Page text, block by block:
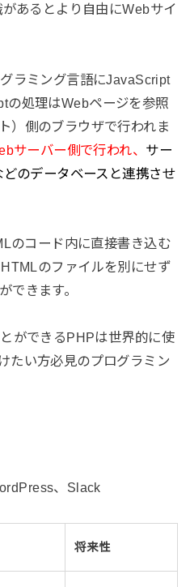
あるとより自由にWebサイ
ラミング言語にJavaScript
の処理はWebページを参照
）側のブラウザで行われま
サーバー側で行われ、 サー
のデータベースと連携させ
のコード内に直接書き込む
のファイルを別にせず
できます。
ができるPHPは世界的に使
たい方必見のプログラミン
、Slack
将来性